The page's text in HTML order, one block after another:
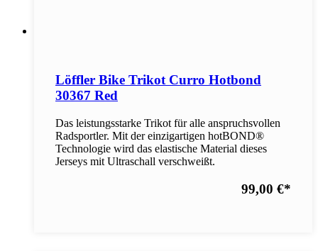
Löffler Bike Trikot Curro Hotbond
30367 Red
Das leistungsstarke Trikot für alle anspruchsvollen
Radsportler. Mit der einzigartigen hotBOND®
Technologie wird das elastische Material dieses
Jerseys mit Ultraschall verschweißt.
99,00 €*